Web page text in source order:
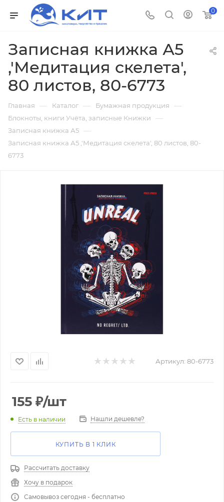
0
Записная книжка А5
,'Медитация скелета',
80 листов, 80-6773
Главная — Каталог — Бумажная продукция —
Блокноты, книги Учёта, записные Книжки —
Записная книжка А5 —
Записная книжка А5 ,'Медитация скелета', 80 листов, 80-
6773
Артикул: 80-6773
155 ₽/шт
Есть в наличии Нашли дешевле?
КУПИТЬ В 1 КЛИК
Рассчитать доставку
Хочу в подарок
Самовывоз сегодня - бесплатно